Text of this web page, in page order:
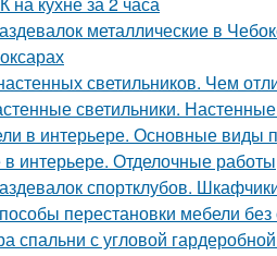
металлические в
светильников. Чем
светильники.
в интерьере. Основные виды
интерьере. Отделочные работы
спортклубов.
перестановки мебели
спальни с угловой